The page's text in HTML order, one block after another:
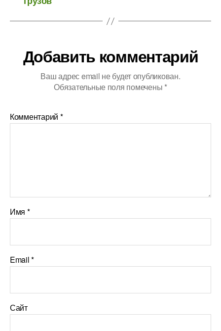
Добавить комментарий
Ваш адрес email не будет опубликован.
Обязательные поля помечены *
Комментарий *
Имя *
Email*
Сайт